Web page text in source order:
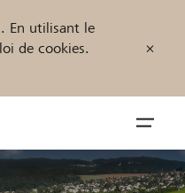
En utilisant le
de cookies.
öffnen